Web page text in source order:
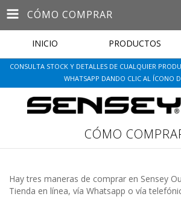
CÓMO COMPRAR
INICIO PRODUCTOS
CONSULTA STOCK Y DETALLES DE CUALQUIER
WHATSAPP DANDO CLIC AL ÍCONO
CÓMO
Hay tres maneras de comprar en Sensey
Tienda en línea, vía Whatsapp o vía